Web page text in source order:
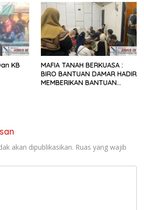
KB
MAFIA TANAH BERKUASA :
BIRO BANTUAN DAMAR HADIR
MEMBERIKAN BANTUAN
akan dipublikasikan. Ruas yang wajib